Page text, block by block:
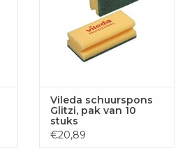
Vileda schuurspons
Glitzi, pak van 10
stuks
€20,89